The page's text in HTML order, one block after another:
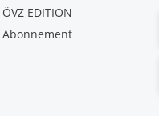
Abonnement
ÖVZ EDITION